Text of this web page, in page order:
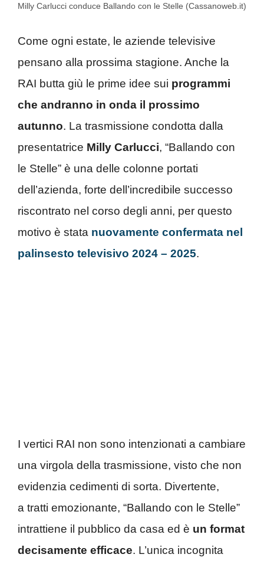
Milly Carlucci conduce Ballando con le Stelle (Cassanoweb.it)
Come ogni estate, le aziende televisive
pensano alla prossima stagione. Anche la
RAI butta giù le prime idee sui programmi
che andranno in onda il prossimo
autunno. La trasmissione condotta dalla
presentatrice Milly Carlucci, “Ballando con
le Stelle” è una delle colonne portati
dell’azienda, forte dell’incredibile successo
riscontrato nel corso degli anni, per questo
motivo è stata nuovamente confermata nel
palinsesto televisivo 2024 – 2025.
I vertici RAI non sono intenzionati a cambiare
una virgola della trasmissione, visto che non
evidenzia cedimenti di sorta. Divertente,
a tratti emozionante, “Ballando con le Stelle”
intrattiene il pubblico da casa ed è un format
decisamente efficace. L’unica incognita